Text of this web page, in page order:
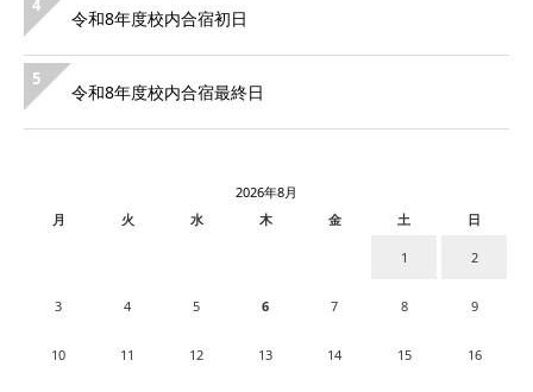
令和8年度校内合宿初日
5
令和8年度校内合宿最終日
2026年8月
月
火 水 木 金 土 日
1 2
3 4 5 6 7 8 9
10 11 12 13 14 15 16